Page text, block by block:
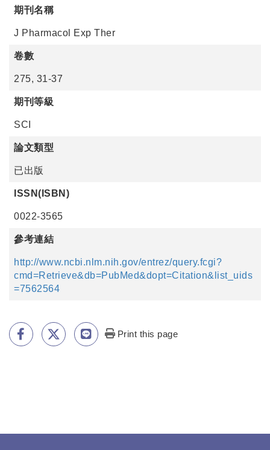
期刊名稱
J Pharmacol Exp Ther
卷數
275, 31-37
期刊等級
SCI
論文類型
已出版
ISSN(ISBN)
0022-3565
參考連結
http://www.ncbi.nlm.nih.gov/entrez/query.fcgi?
cmd=Retrieve&db=PubMed&dopt=Citation&list_uids
=7562564
Print this page